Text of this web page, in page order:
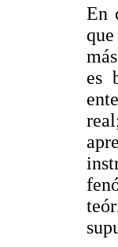
En
es